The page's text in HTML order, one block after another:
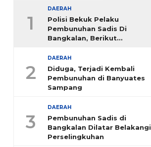
1
DAERAH
Polisi Bekuk Pelaku
Pembunuhan Sadis Di
Bangkalan, Berikut
2
DAERAH
Diduga, Terjadi Kembali
Pembunuhan di Banyuates
Sampang
3
DAERAH
Pembunuhan Sadis di
Bangkalan Dilatar Belakangi
Perselingkuhan